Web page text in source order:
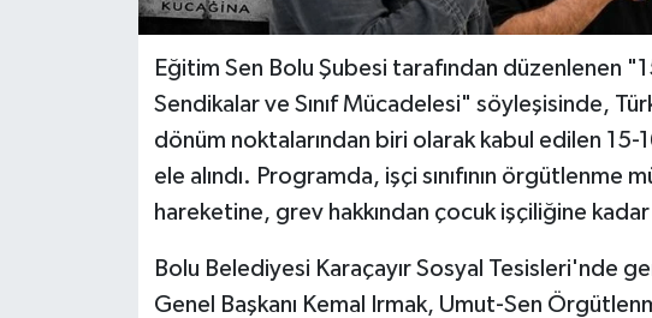
Eğitim Sen Bolu Şubesi tarafından düzenlenen
Sendikalar ve Sınıf Mücadelesi" söyleşisinde,
dönüm noktalarından biri olarak kabul edilen
ele alındı. Programda, işçi sınıfının örgütlenme
hareketine, grev hakkından çocuk işçiliğine kadar
Bolu Belediyesi Karaçayır Sosyal Tesisleri'nde
Genel Başkanı Kemal Irmak, Umut-Sen